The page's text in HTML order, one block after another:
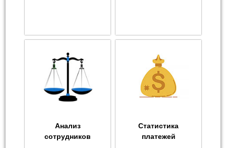
Анализ
сотрудников
Статистика
платежей